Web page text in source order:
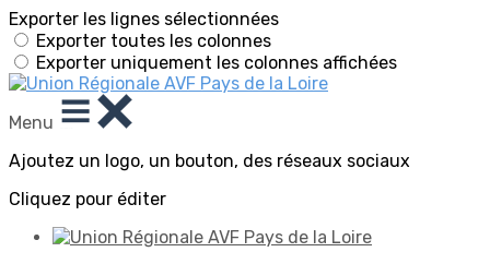
Exporter les lignes sélectionnées
Exporter toutes les colonnes
Exporter uniquement les colonnes affichées
Menu
Ajoutez un logo, un bouton, des réseaux sociaux
Cliquez pour éditer